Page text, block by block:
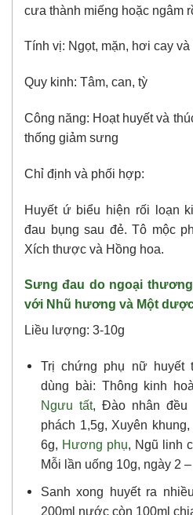
cưa thành miếng hoặc ngâm
Tính vị: Ngọt, mặn, hơi cay và
Quy kinh: Tâm, can, tỳ
Công năng: Hoạt huyết và
thống giảm sưng
Chỉ định và phối hợp:
Huyết ứ biểu hiện rối loạn
đau bụng sau đẻ. Tô mộc
Xích thược và Hồng hoa.
Sưng đau do ngoại
với Nhũ hương và Một
Liều lượng: 3-10g
Trị chứng phụ nữ huyết
dùng bài: Thông kinh
Ngưu tất, Đào nhân đều
phách 1,5g, Xuyên
6g, Hương phụ, Ngũ linh
Mỗi lần uống 10g, ngày 2
Sanh xong huyết ra
200ml nước còn 100ml